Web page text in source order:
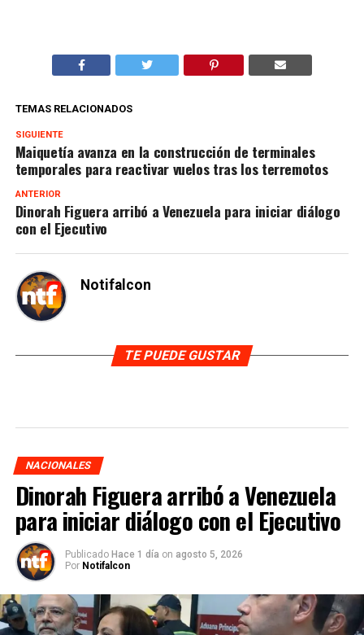
TEMAS RELACIONADOS
SIGUIENTE
Maiquetía avanza en la construcción de terminales
temporales para reactivar vuelos tras los terremotos
ANTERIOR
Dinorah Figuera arribó a Venezuela para iniciar diálogo
con el Ejecutivo
Notifalcon
TE PUEDE GUSTAR
NACIONALES
Dinorah Figuera arribó a Venezuela
para iniciar diálogo con el Ejecutivo
Publicado Hace 1 día on agosto 5, 2026
Por Notifalcon